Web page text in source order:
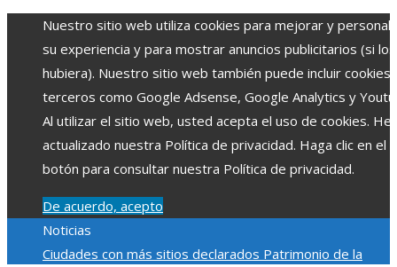
Nuestro sitio web utiliza cookies para mejorar y
su experiencia y para mostrar anuncios publicitarios (si los
hubiera). Nuestro sitio web también puede incluir cookies
terceros como Google Adsense, Google Analytics y
Al utilizar el sitio web, usted acepta el uso de cookies.
actualizado nuestra Política de privacidad. Haga clic en el
botón para consultar nuestra Política de privacidad.
De acuerdo, acepto
Noticias
Ciudades con más sitios declarados Patrimonio de la